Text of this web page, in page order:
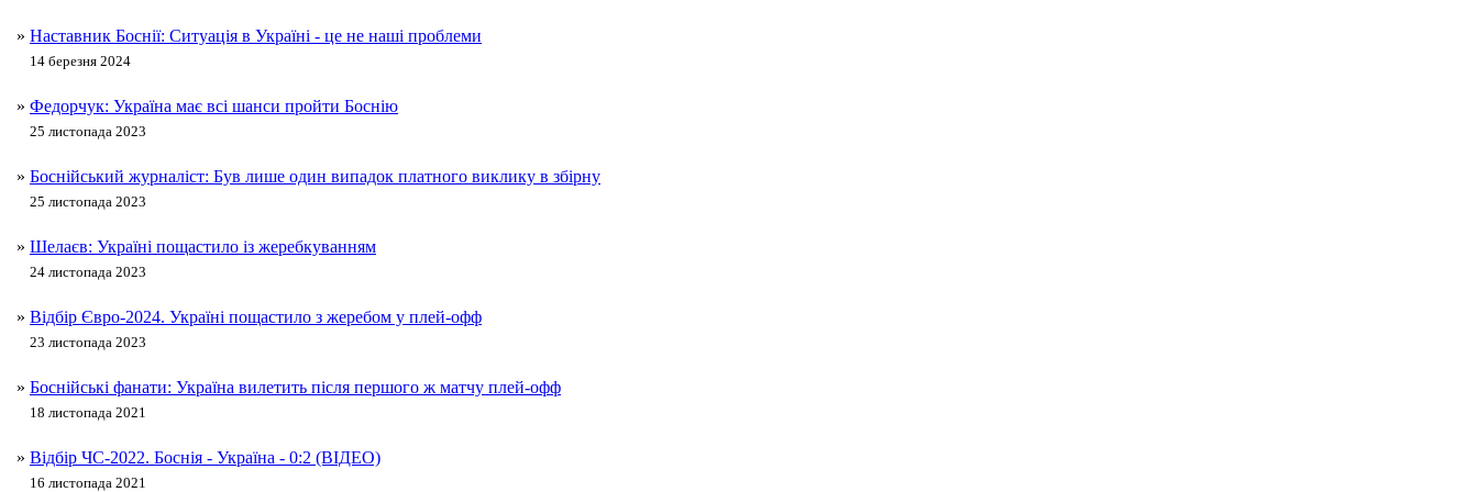
» Наставник Боснії: Ситуація в Україні - це не наші проблеми
14 березня 2024
» Федорчук: Україна має всі шанси пройти Боснію
25 листопада 2023
» Боснійський журналіст: Був лише один випадок платного виклику в збірну
25 листопада 2023
» Шелаєв: Україні пощастило із жеребкуванням
24 листопада 2023
» Відбір Євро-2024. Україні пощастило з жеребом у плей-офф
23 листопада 2023
» Боснійські фанати: Україна вилетить після першого ж матчу плей-офф
18 листопада 2021
» Відбір ЧС-2022. Боснія - Україна - 0:2 (ВІДЕО)
16 листопада 2021